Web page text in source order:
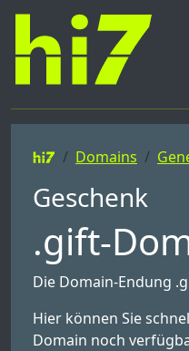
Domains
Geschenk
.gift-
Die Domain-Endung
Hier können Sie
Domain noch